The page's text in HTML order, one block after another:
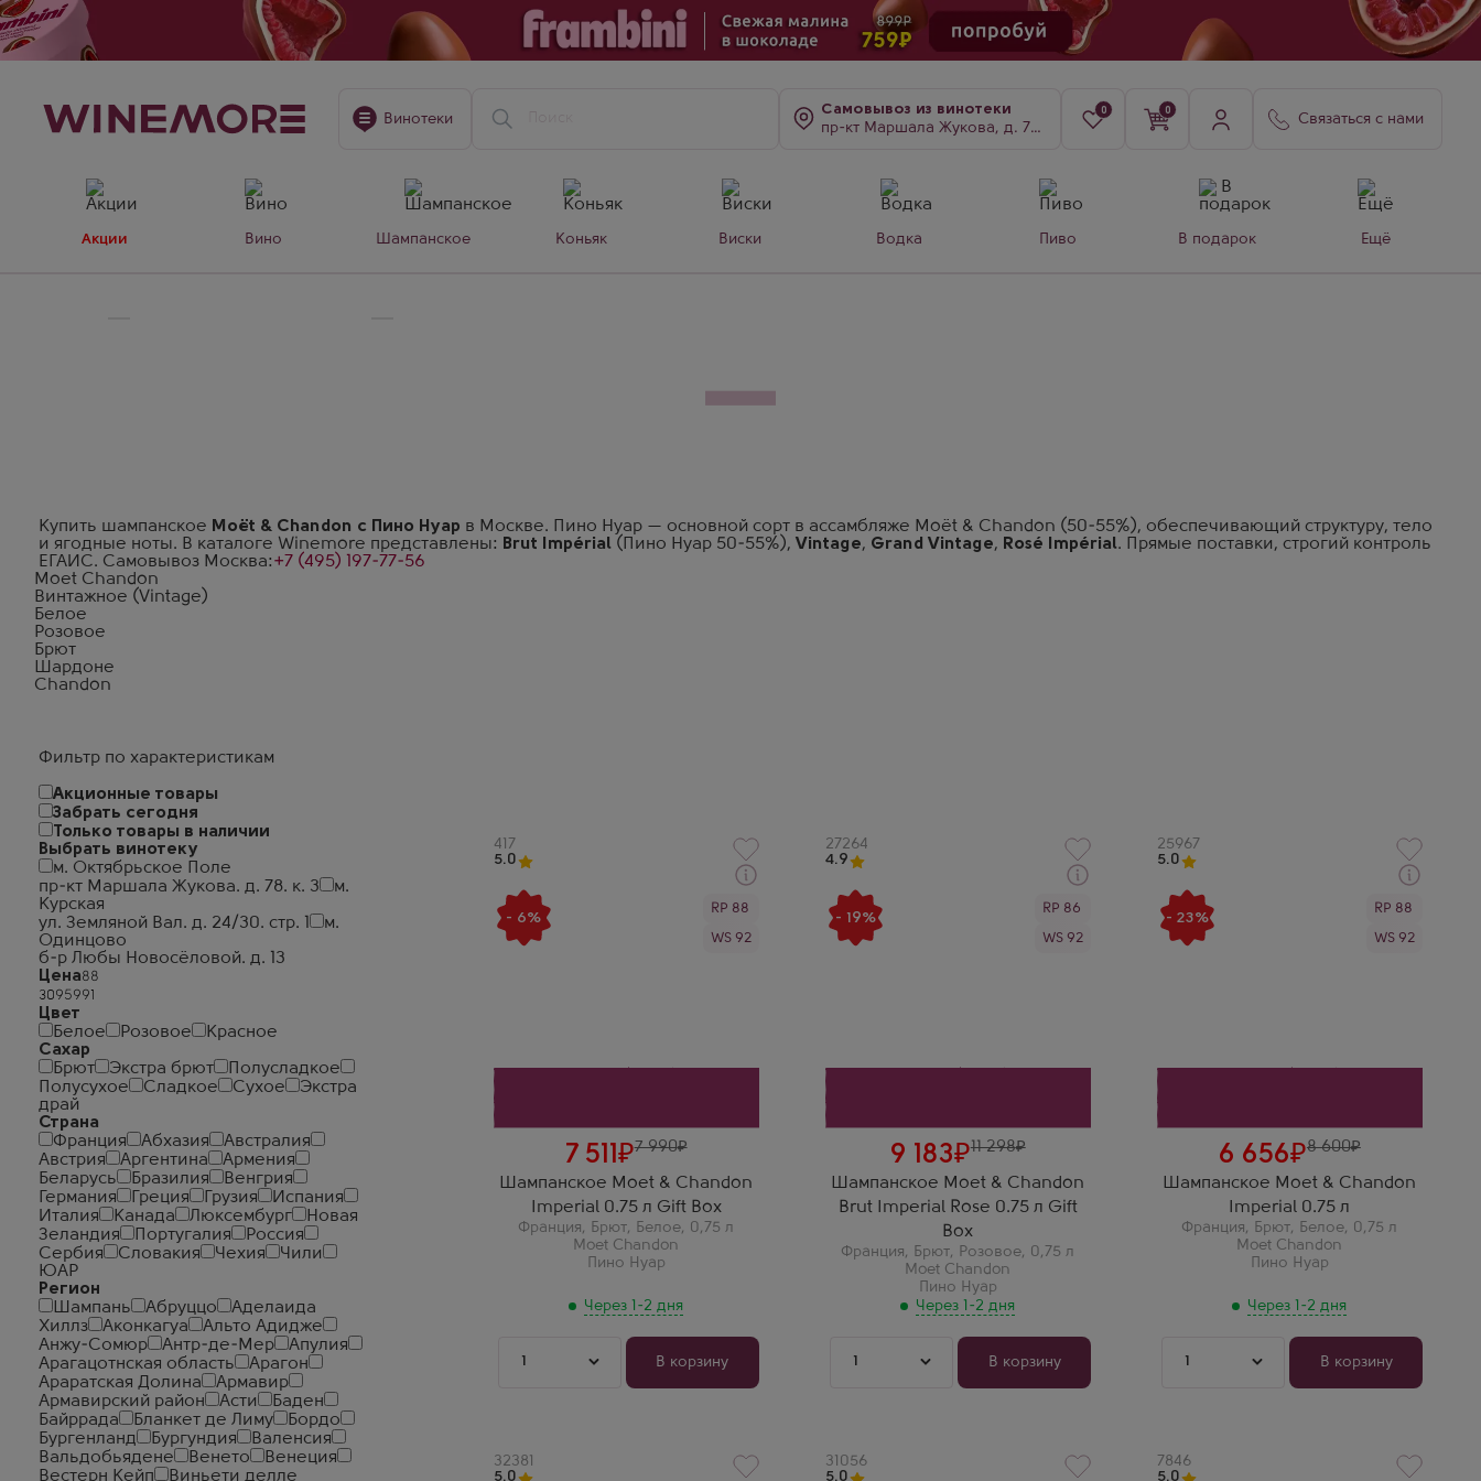
Винотеки
Самовывоз из винотеки
пр-кт Маршала Жукова, д. 78, к. 3
0 0
Связаться с нами
Акции Вино Шампанское Коньяк Виски Водка Пиво В подарок Ещё
Купить шампанское Moët & Chandon с Пино Нуар в Москве. Пино Нуар — основной сорт в ассамбляже Moët & Chandon (50-55%), обеспечивающий структуру, тело
и ягодные ноты. В каталоге Winemore представлены: Brut Impérial (Пино Нуар 50-55%), Vintage, Grand Vintage, Rosé Impérial. Прямые поставки, строгий контроль
ЕГАИС. Самовывоз Москва:+7 (495) 197-77-56
Moet Chandon
Винтажное (Vintage)
Белое
Розовое
Брют
Шардоне
Chandon
Фильтр по характеристикам
Акционные товары
Забрать сегодня
Только товары в наличии
Выбрать винотеку
м. Октябрьское Поле
пр-кт Маршала Жукова. д. 78. к. 3
м.
Курская
ул. Земляной Вал. д. 24/30. стр. 1
м.
Одинцово
б-р Любы Новосёловой. д. 13
Цена
Цвет
Белое
Розовое
Красное
Сахар
Брют
Экстра брют
Полусладкое
Полусухое
Сладкое Сухое
Экстра
драй
Страна
Франция
Абхазия
Австралия
Австрия
Аргентина
Армения
Беларусь
Бразилия
Венгрия
Германия
Греция Грузия
Испания
Италия
Канада Люксембург
Новая
Зеландия
Португалия
Россия
Сербия
Словакия Чехия
Чили
ЮАР
Регион
Шампань
Абруццо
Аделаида
Хиллз
Аконкагуа
Альто Адидже
Анжу-Сомюр
Антр-де-Мер
Апулия
Арагацотнская область
Арагон
Араратская Долина
Армавир
Армавирский район
Асти
Баден
Байррада
Бланкет де Лиму
Бордо
Бургенланд
Бургундия
Валенсия
Вальдобьядене
Венето
Венеция
Вестерн Кейп
Виньети делле
Артикул
417
5.0
RP 88
WS 92
- 6%
7 511 7 990
Шампанское Moet & Chandon
Imperial 0.75 л Gift Box
Франция, Брют, Белое, 0,75 л
Moet Chandon
Пино Нуар
Через 1-2 дня
Через 1-2 дня
Белое Брют Шампанское
Моет и Шандон Империал в
подарочной коробке
Моэт Империал — это
спелых яблок. Пузырьки
очень мелкие и деликатные,
вкус благородный и
идеально
сбалансированный.
Настоящий праздник!
1 В корзину
Артикул
27264
4.9
RP 86
WS 92
- 19%
9 183 11 298
Шампанское Moet & Chandon
Brut Imperial Rose 0.75 л Gift
Box
Франция, Брют, Розовое, 0,75 л
Moet Chandon
Пино Нуар
Через 1-2 дня
Через 1-2 дня
Розовое Брют Шампанское
Моет и Шандон Брют Империаль
Розе в подарочной коробке
Розовый Моэт — это нечто
капельки перца. Вкус очень
сочный, ягодный, при этом
остается строгим и
элегантным брютом.
1 В корзину
Артикул
25967
5.0
RP 88
WS 92
- 23%
6 656 8 600
Шампанское Moet & Chandon
Imperial 0.75 л
Франция, Брют, Белое, 0,75 л
Moet Chandon
Пино Нуар
Через 1-2 дня
Через 1-2 дня
Белое Брют Шампанское
Моет и Шандон Империал
Производитель
символ успеха. Шампанское,
1 В корзину
Артикул
32381
5.0
Артикул
31056
5.0
Артикул
7846
5.0